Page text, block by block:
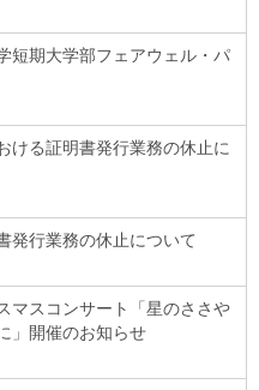
短期大学部フェアウェル・パ
ける証明書発行業務の休止に
発行業務の休止について
マスコンサート「星のささや
」開催のお知らせ